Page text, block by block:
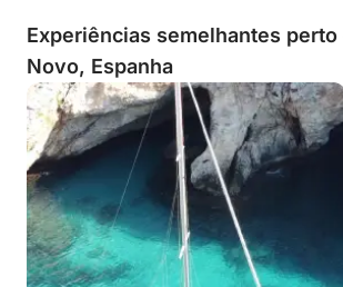
Experiências semelhantes
Novo, Espanha